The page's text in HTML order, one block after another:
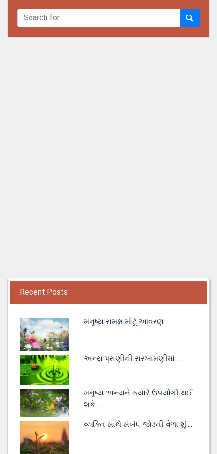
Recent Posts
મનુષ્ય સમક્ષ મોટૂં આવરણ ...
અન્ય પ્રાણીની સરખામણીમાં ...
મનુષ્ય અન્યને કયારે ઉપયોગી થઈ
શકે ...
વ્યક્તિ સાથે સંબંધ જોડતી વેળા શું ...